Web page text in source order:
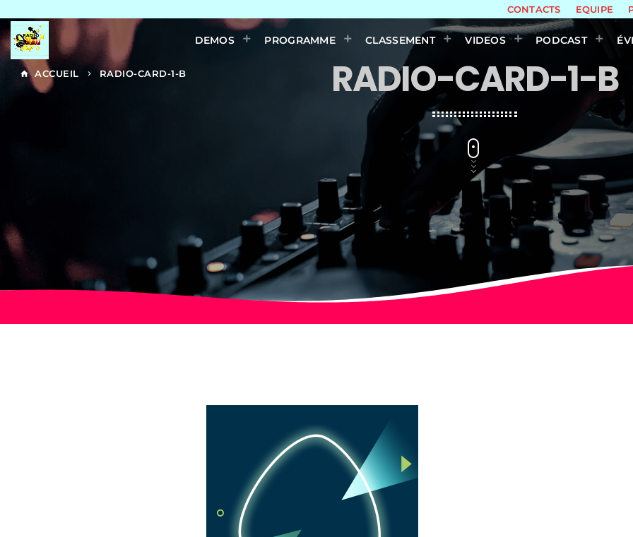
CONTACTS EQUIPE
DEMOS PROGRAMME CLASSEMENT VIDEOS PODCAST
home ACCUEIL keyboard_arrow_right RADIO-CARD-1-B RADIO-CARD-1-B